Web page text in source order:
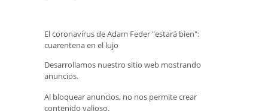
El coronavirus de Adam Feder "estará bien":
cuarentena en el lujo
Desarrollamos nuestro sitio web mostrando
anuncios.
Al bloquear anuncios, no nos permite crear
contenido valioso.